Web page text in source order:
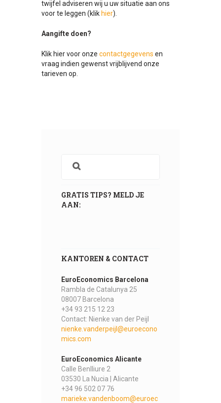
twijfel adviseren wij u uw situatie aan ons
voor te leggen (klikhier).
Aangifte doen?
Klik hier voor onze contactgegevens en
vraag indien gewenst vrijblijvend onze
tarieven op.
GRATIS TIPS? MELD JE
AAN:
KANTOREN & CONTACT
EuroEconomics Barcelona
Rambla de Catalunya 25
08007 Barcelona
+34 93 215 12 23
Contact: Nienke van der Peijl
nienke.vanderpeijl@euroecono
mics.com
EuroEconomics Alicante
Calle Benlliure 2
03530 La Nucia | Alicante
+34 96 502 07 76
marieke.vandenboom@euroec